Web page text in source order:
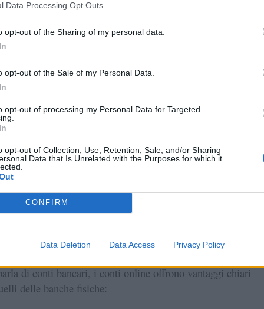
Data Processing Opt Outs
opt-out of the Sharing of my personal data.
opt-out of the Sale of my Personal Data.
opt-out of processing my Personal Data for Targeted
opt-out of Collection, Use, Retention, Sale, and/or Sharing
Data that Is Unrelated with the Purposes for which it
CONFIRM
Data Deletion Data Access Privacy Policy
DELLA RICHIESTA
È importante fornire informazioni corrette per evitare
DELL’IDENTITÀ
richiesti documenti come carta d’identità, partita IVA e
aziendali. Dopo la verifica, il conto viene attivato e diventa
tra conto online e conto
di conti bancari, i conti online offrono vantaggi chiari
delle banche fisiche: